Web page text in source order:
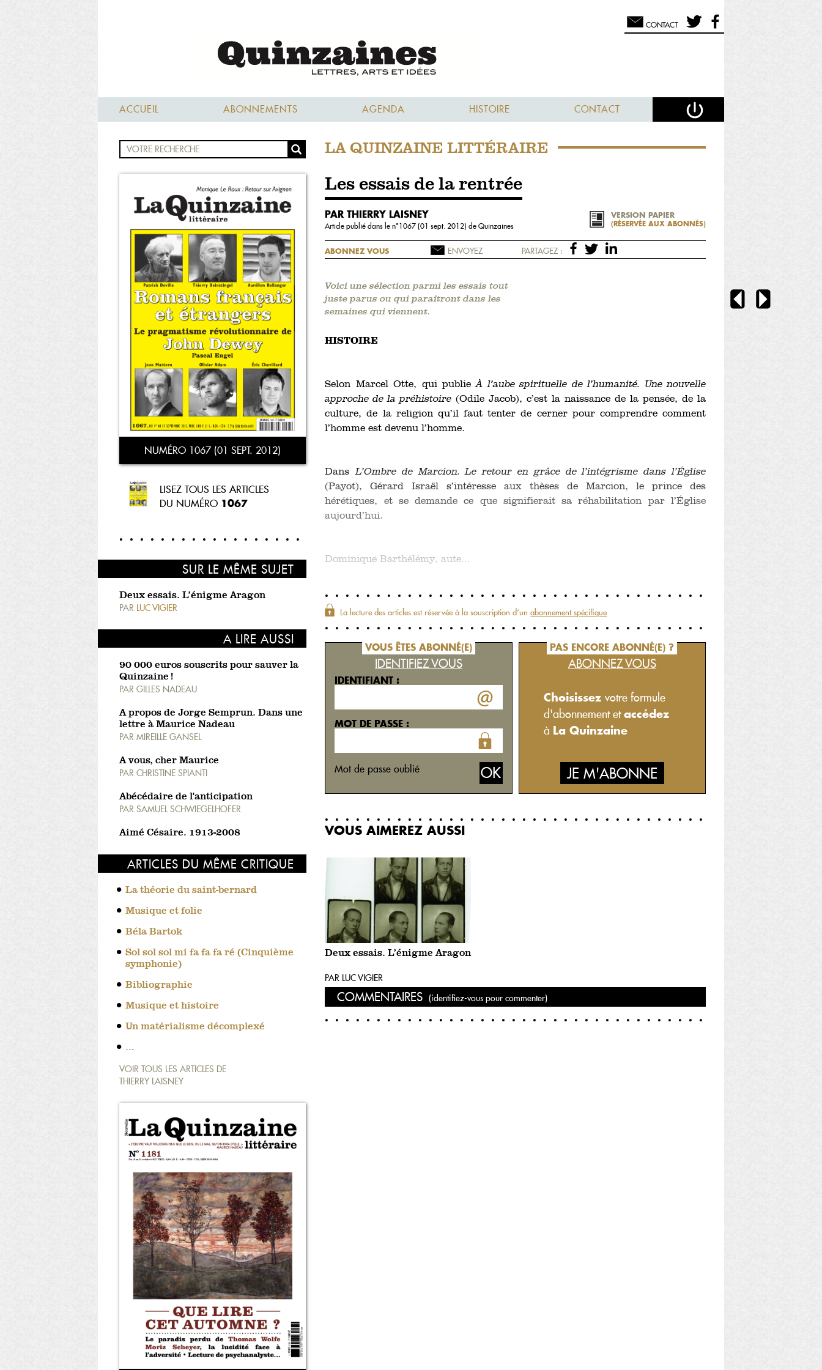
CONTACT
ACCUEIL ABONNEMENTS AGENDA HISTOIRE CONTACT
NUMÉRO 1067 (01 SEPT. 2012)
LISEZ TOUS LES ARTICLES
DU NUMÉRO 1067
SUR LE MÊME SUJET
Deux essais. L’énigme Aragon
PAR LUC VIGIER
A LIRE AUSSI
90 000 euros souscrits pour sauver la
Quinzaine !
PAR GILLES NADEAU
A propos de Jorge Semprun. Dans une
lettre à Maurice Nadeau
PAR MIREILLE GANSEL
A vous, cher Maurice
PAR CHRISTINE SPIANTI
Abécédaire de l'anticipation
PAR SAMUEL SCHWIEGELHOFER
Aimé Césaire. 1913-2008
ARTICLES DU MÊME CRITIQUE
La théorie du saint-bernard
Musique et folie
Béla Bartok
Sol sol sol mi fa fa fa ré (Cinquième
symphonie)
Bibliographie
Musique et histoire
Un matérialisme décomplexé
…
VOIR TOUS LES ARTICLES DE
THIERRY LAISNEY
LA QUINZAINE LITTÉRAIRE
Les essais de la rentrée
PAR THIERRY LAISNEY
Article publié dans le n°1067 (01 sept. 2012)de Quinzaines
VERSION PAPIER
(RÉSERVÉE AUX ABONNÉS)
ABONNEZ VOUS ENVOYEZ PARTAGEZ :
Voici une sélection parmi les essais tout
juste parus ou qui paraîtront dans les
semaines qui viennent.
HISTOIRE
Selon Marcel Otte, qui publieÀ l’aube spirituelle de l’humanité. Une nouvelle
approche de la préhistoire (Odile Jacob), c’est la naissance de la pensée, de la
culture, de la religion qu’il faut tenter de cerner pour comprendre comment
l’homme est devenu l’homme.
DansL’Ombre de Marcion. Le retour en grâce de l’intégrisme dans l’Église
(Payot), Gérard Israël s’intéresse aux thèses de Marcion, le prince des
hérétiques, et se demande ce que signifierait sa réhabilitation par l’Église
aujourd’hui.
Dominique Barthélémy, aute...
La lecture des articles est réservée à la souscription d‘unabonnement spécifique
VOUS ÊTES ABONNÉ(E)
IDENTIFIEZ VOUS
IDENTIFIANT :
MOT DE PASSE :
Mot de passe oublié
PAS ENCORE ABONNÉ(E) ?
ABONNEZ VOUS
Choisissez votre formule
d'abonnement etaccédez
à La Quinzaine
JE M'ABONNE
VOUS AIMEREZ AUSSI
Deux essais. L’énigme Aragon
PAR LUC VIGIER
COMMENTAIRES(identifiez-vous pour commenter)